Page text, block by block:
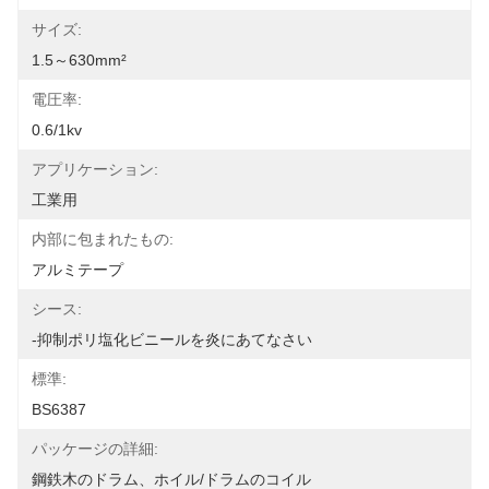
サイズ:
1.5～630mm²
電圧率:
0.6/1kv
アプリケーション:
工業用
内部に包まれたもの:
アルミテープ
シース:
-抑制ポリ塩化ビニールを炎にあてなさい
標準:
BS6387
パッケージの詳細:
鋼鉄木のドラム、ホイル/ドラムのコイル